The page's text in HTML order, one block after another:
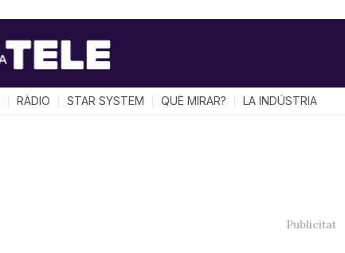
RÀDIO STAR SYSTEM QUÈ MIRAR? LA INDÚSTRIA